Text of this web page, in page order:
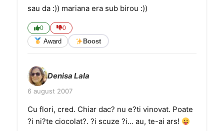
sau da :)) mariana era sub birou :))
0 0
Award Boost
Denisa Lala
6 august 2007
Cu flori, cred. Chiar dac? nu e?ti vinovat. Poate
?i ni?te ciocolat?. ?i scuze ?i… au, te-ai ars!